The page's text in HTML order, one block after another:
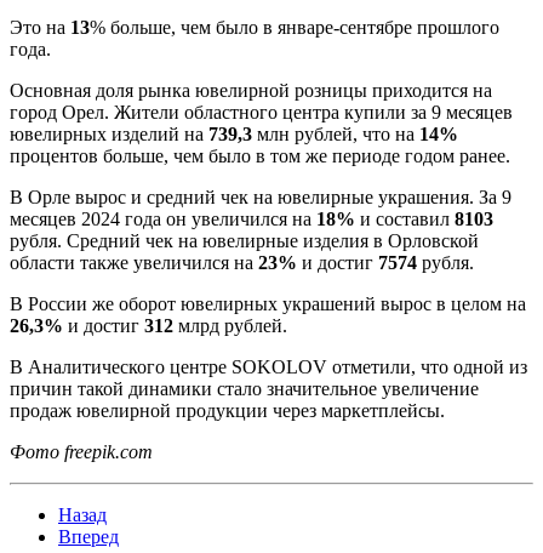
Это на 13% больше, чем было в январе-сентябре прошлого
года.
Основная доля рынка ювелирной розницы приходится на
город Орел. Жители областного центра купили за 9 месяцев
ювелирных изделий на 739,3 млн рублей, что на 14%
процентов больше, чем было в том же периоде годом ранее.
В Орле вырос и средний чек на ювелирные украшения. За 9
месяцев 2024 года он увеличился на 18% и составил 8103
рубля. Средний чек на ювелирные изделия в Орловской
области также увеличился на 23% и достиг 7574 рубля.
В России же оборот ювелирных украшений вырос в целом на
26,3% и достиг 312 млрд рублей.
В Аналитического центре SOKOLOV отметили, что одной из
причин такой динамики стало значительное увеличение
продаж ювелирной продукции через маркетплейсы.
Фото freepik.com
Назад
Вперед